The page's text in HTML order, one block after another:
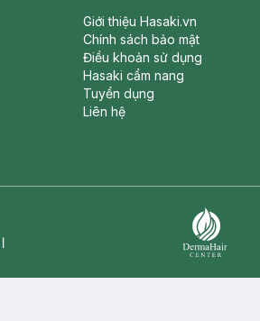
Giới thiệu Hasaki.vn
Chính sách bảo mật
Điều khoản sử dụng
Hasaki cẩm nang
Tuyển dụng
Liên hệ